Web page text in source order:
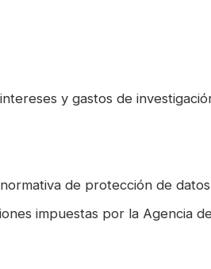
y gastos de
de protección de
impuestas por la Agencia